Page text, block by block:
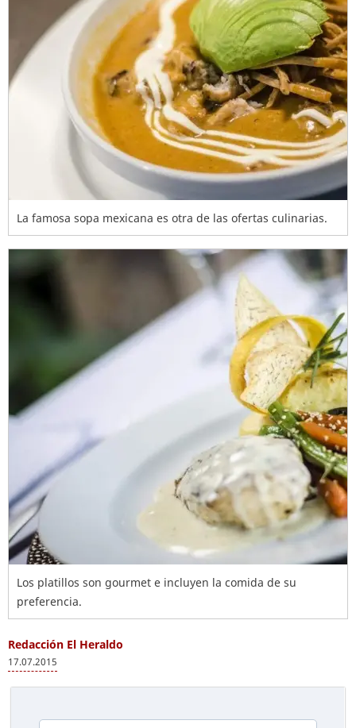
La famosa sopa mexicana es otra de las ofertas culinarias.
Los platillos son gourmet e incluyen la comida de su
preferencia.
Redacción El Heraldo
17.07.2015